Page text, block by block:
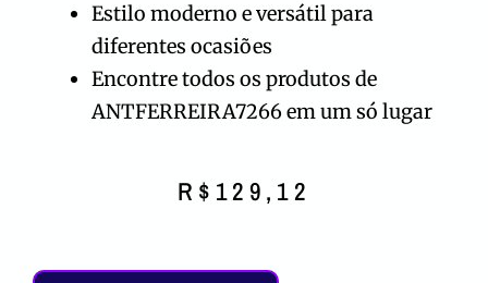
Estilo moderno e versátil para
diferentes ocasiões
Encontre todos os produtos de
ANTFERREIRA7266 em um só lugar
R$ 129,12